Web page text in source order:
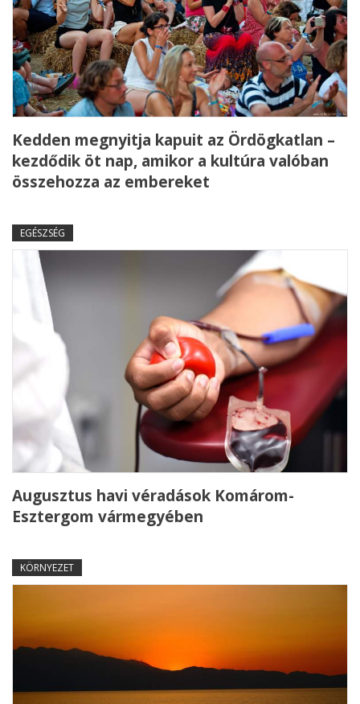
Kedden megnyitja kapuit az Ördögkatlan –
kezdődik öt nap, amikor a kultúra valóban
összehozza az embereket
EGÉSZSÉG
Augusztus havi véradások Komárom-
Esztergom vármegyében
KÖRNYEZET